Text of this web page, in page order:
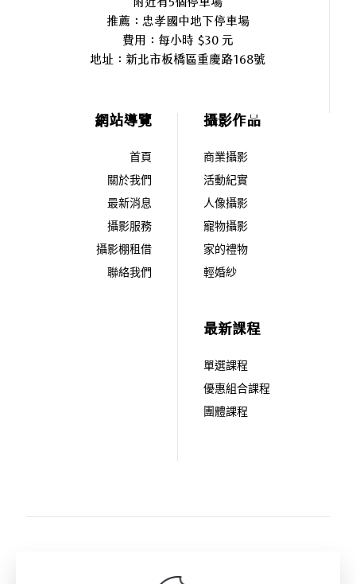
推薦：忠孝國中地下停車場
費用：每小時 $30 元
地址： 新北市板橋區重慶路168號
網站導覽
首頁
關於我們
最新消息
攝影服務
攝影棚租借
聯絡我們
攝影作品
商業攝影
活動紀實
人像攝影
寵物攝影
家的禮物
輕婚紗
最新課程
單選課程
優惠組合課程
團體課程